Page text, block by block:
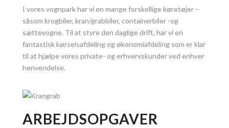
I vores vognpark har vi en mange forskellige køretøjer –
såsom krogbiler, kran/grabbiler, containerbiler -og
sættevogne. Til at styre den daglige drift, har vi en
fantastisk kørselsafdeling og økonomiafdeling som er klar
til at hjælpe vores private- og erhvervskunder ved enhver
henvendelse.
ARBEJDSOPGAVER